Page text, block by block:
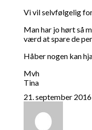
Vi vil selvfølgelig
Man har jo hørt så
værd at spare de
Håber nogen kan
Mvh
Tina
21. september